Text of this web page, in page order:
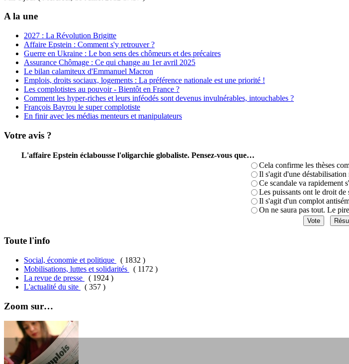
A la une
2027 : La Révolution Brigitte
Affaire Epstein : Comment s'y retrouver ?
Guerre en Ukraine : Le bon sens des chômeurs et des précaires
Assurance Chômage : Ce qui change au 1er avril 2025
Le bilan calamiteux d'Emmanuel Macron
Emplois, droits sociaux, logements : La préférence nationale est une priorité !
Les complotistes au pouvoir - Bientôt en France ?
Comment les hyper-riches et leurs inféodés sont devenus invulnérables, intouchables ?
François Bayrou le super complotiste
En finir avec les médias menteurs et manipulateurs
Votre avis ?
L'affaire Epstein éclabousse l'oligarchie globaliste. Pensez-vous que…
Cela confirme les thèses
Il s'agit d'une déstabilisation
Ce scandale va rapidement
Les puissants ont le droit
Il s'agit d'un complot
On ne saura pas tout. Le
Toute l'info
Social, économie et politique
( 1832 )
Mobilisations, luttes et solidarités
( 1172 )
La revue de presse
( 1924 )
L'actualité du site
( 357 )
Zoom sur…